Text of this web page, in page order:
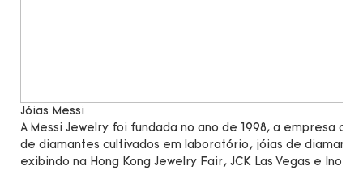
Jóias Messi
A Messi Jewelry foi fundada no ano de 1998, a empresa
de diamantes cultivados em laboratório, jóias de
exibindo na Hong Kong Jewelry Fair, JCK Las Vegas e